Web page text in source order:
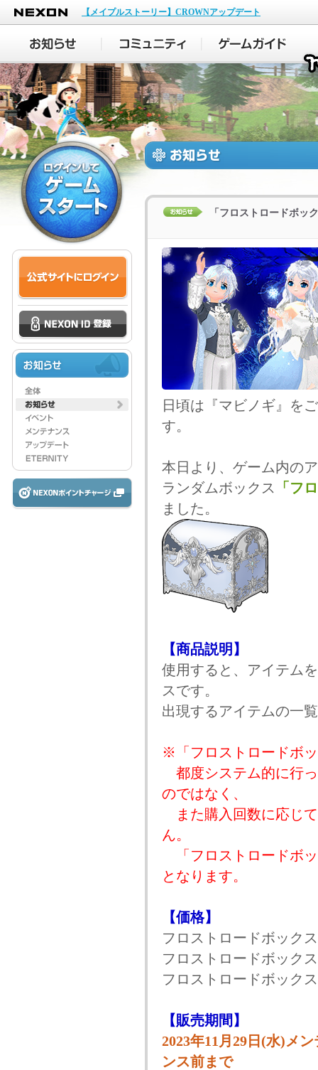
NEXON
【メイプルストーリー】CROWNアップデート
「フロストロードボッ
日頃は『マビノギ』を
す。
本日より、ゲーム内の
ランダムボックス
「フ
ました。
【商品説明】
使用すると、アイテム
スです。
出現するアイテムの一
※「フロストロードボ
都度システム的に行
のではなく、
また購入回数に応じ
ん。
「フロストロードボ
となります。
【価格】
フロストロードボック
フロストロードボック
フロストロードボック
【販売期間】
2023年11月29日(水)メ
ンス前まで